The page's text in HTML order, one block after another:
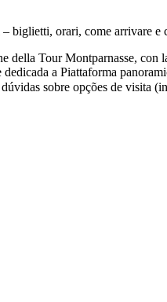
biglietti, orari, come arrivare e
della Tour Montparnasse,
a Piattaforma
sobre opções de visita